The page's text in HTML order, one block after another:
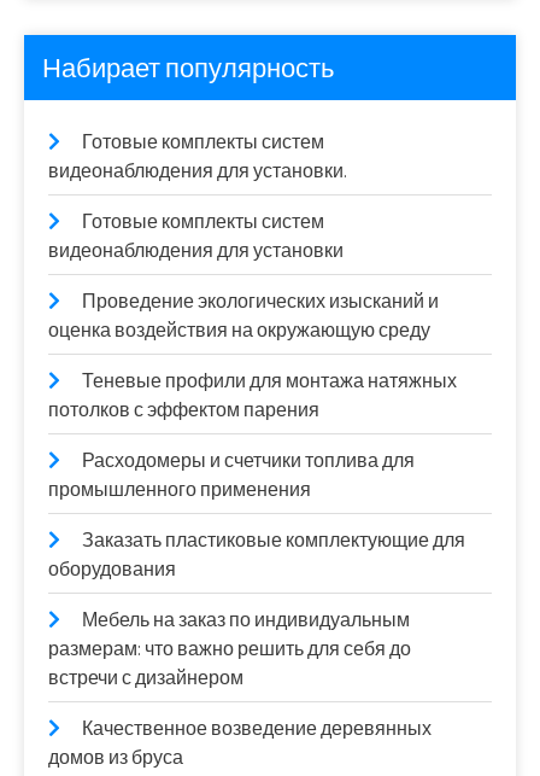
Набирает популярность
Готовые комплекты систем
видеонаблюдения для установки.
Готовые комплекты систем
видеонаблюдения для установки
Проведение экологических изысканий и
оценка воздействия на окружающую среду
Теневые профили для монтажа натяжных
потолков с эффектом парения
Расходомеры и счетчики топлива для
промышленного применения
Заказать пластиковые комплектующие для
оборудования
Мебель на заказ по индивидуальным
размерам: что важно решить для себя до
встречи с дизайнером
Качественное возведение деревянных
домов из бруса